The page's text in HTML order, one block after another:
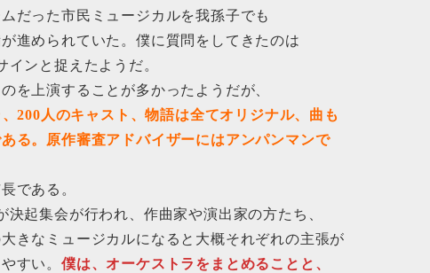
った市民ミュージカルを我孫子でも
められていた。僕に質問をしてきたのは
ンと捉えたようだ。
上演することが多かったようだが、
200人のキャスト、物語は全てオリジナル、曲も
。原作審査アドバイザーにはアンパンマンで
である。
起集会が行われ、作曲家や演出家の方たち、
なミュージカルになると大概それぞれの主張が
すい。 僕は、オーケストラをまとめることと、